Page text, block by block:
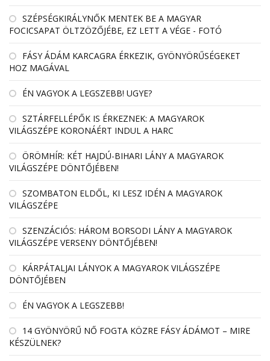
SZÉPSÉGKIRÁLYNŐK MENTEK BE A MAGYAR
FOCICSAPAT ÖLTZÖZŐJÉBE, EZ LETT A VÉGE - FOTÓ
FÁSY ÁDÁM KARCAGRA ÉRKEZIK, GYÖNYÖRŰSÉGEKET
HOZ MAGÁVAL
ÉN VAGYOK A LEGSZEBB! UGYE?
SZTÁRFELLÉPŐK IS ÉRKEZNEK: A MAGYAROK
VILÁGSZÉPE KORONÁÉRT INDUL A HARC
ÖRÖMHÍR: KÉT HAJDÚ-BIHARI LÁNY A MAGYAROK
VILÁGSZÉPE DÖNTŐJÉBEN!
SZOMBATON ELDŐL, KI LESZ IDÉN A MAGYAROK
VILÁGSZÉPE
SZENZÁCIÓS: HÁROM BORSODI LÁNY A MAGYAROK
VILÁGSZÉPE VERSENY DÖNTŐJÉBEN!
KÁRPÁTALJAI LÁNYOK A MAGYAROK VILÁGSZÉPE
DÖNTŐJÉBEN
ÉN VAGYOK A LEGSZEBB!
14 GYÖNYÖRŰ NŐ FOGTA KÖZRE FÁSY ÁDÁMOT – MIRE
KÉSZÜLNEK?